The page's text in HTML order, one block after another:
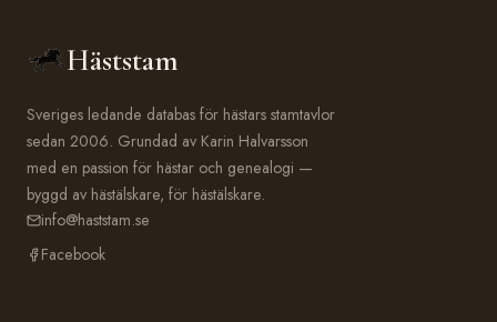
Häststam
Sveriges ledande databas för hästars stamtavlor
sedan 2006. Grundad av Karin Halvarsson
med en passion för hästar och genealogi —
byggd av hästälskare, för hästälskare.
info@haststam.se
Facebook